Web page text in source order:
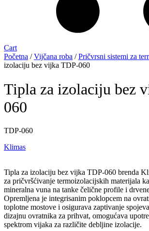
Cart
Početna /Vijčana roba /Pričvrsni sistemi za
izolaciju bez vijka TDP-060
Tipla za izolaciju bez
060
TDP-060
Klimas
Tipla za izolaciju bez vijka TDP-060 brenda
za pričvršćivanje termoizolacijskih materijala
mineralna vuna na tanke čelične profile i
Opremljena je integrisanim poklopcem na
toplotne mostove i osigurava zaptivanje
dizajnu ovratnika za prihvat, omogućava
spektrom vijaka za različite debljine izolacije.